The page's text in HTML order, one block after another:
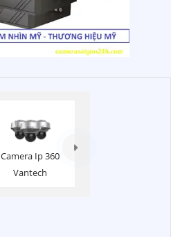
Camera Ip 360
Vantech